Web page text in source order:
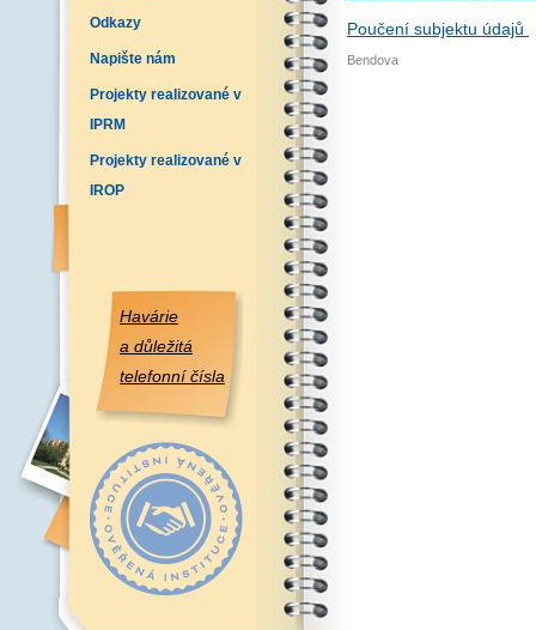
Odkazy
Napište nám
Projekty realizované v
IPRM
Projekty realizované v
IROP
Havárie
a důležitá
telefonní čísla
Poučení subjektu údajů
Bendova